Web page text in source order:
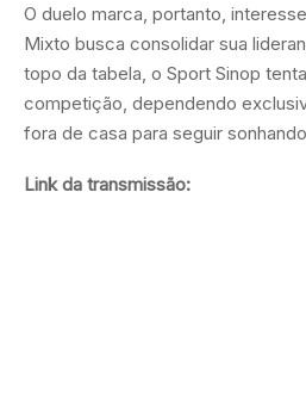
O duelo marca, portanto,
Mixto busca consolidar sua
topo da tabela, o Sport Sinop
competição, dependendo
fora de casa para seguir
Link da transmissão: